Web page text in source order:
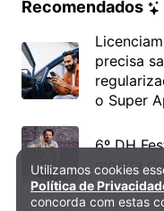
Recomendados
precisa
o Super
6º DH
mostra
Política de
Utilizamos cookies
Política de
concorda com estas